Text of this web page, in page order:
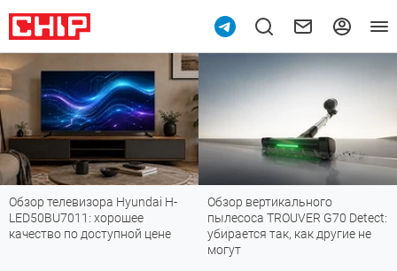
Обзор телевизора Hyundai H-
LED50BU7011: хорошее
качество по доступной цене
Обзор вертикального
пылесоса TROUVER G70 Detect:
убирается так, как другие не
могут